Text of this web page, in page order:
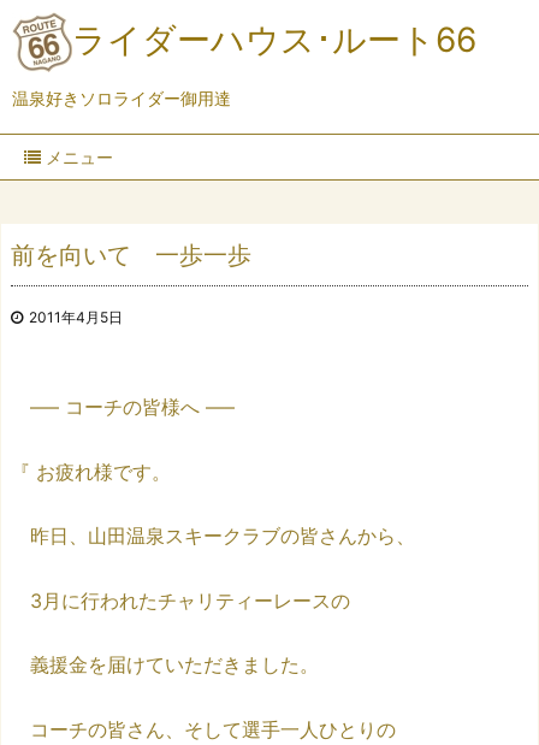
ライダーハウス･ルート66
温泉好きソロライダー御用達
メニュー
前を向いて 一歩一歩
2011年4月5日
—– コーチの皆様へ —–
『 お疲れ様です。
昨日、山田温泉スキークラブの皆さんから、
3月に行われたチャリティーレースの
義援金を届けていただきました。
コーチの皆さん、そして選手一人ひとりの